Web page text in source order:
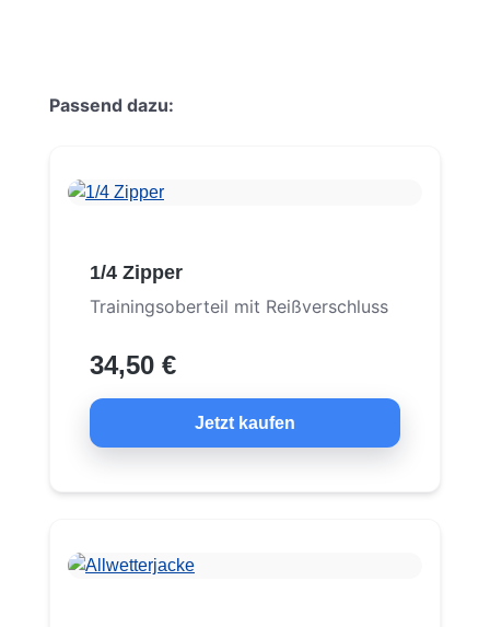
Produktgalerie überspringen
Passend dazu:
1/4 Zipper
Trainingsoberteil mit Reißverschluss
34,50 €
Jetzt kaufen